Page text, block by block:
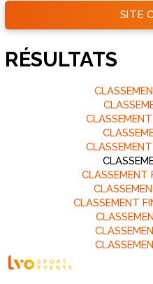
SITE
RÉSULTATS
CLASSEMENT
CLASSEMENT